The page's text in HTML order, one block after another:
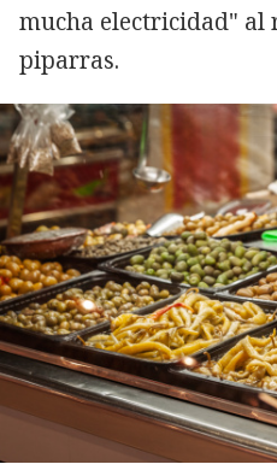
mucha electricidad" al
piparras.